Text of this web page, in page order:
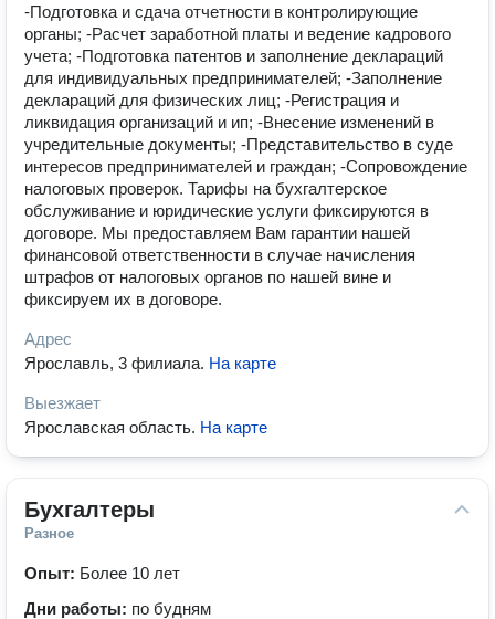
-Подготовка и сдача отчетности в контролирующие
органы; -Расчет заработной платы и ведение кадрового
учета; -Подготовка патентов и заполнение деклараций
для индивидуальных предпринимателей; -Заполнение
деклараций для физических лиц; -Регистрация и
ликвидация организаций и ип; -Внесение изменений в
учредительные документы; -Представительство в суде
интересов предпринимателей и граждан; -Сопровождение
налоговых проверок. Тарифы на бухгалтерское
обслуживание и юридические услуги фиксируются в
договоре. Мы предоставляем Вам гарантии нашей
финансовой ответственности в случае начисления
штрафов от налоговых органов по нашей вине и
фиксируем их в договоре.
Адрес
Ярославль, 3 филиала. На карте
Выезжает
Ярославская область. На карте
Бухгалтеры
Разное
Опыт: Более 10 лет
Дни работы: по будням